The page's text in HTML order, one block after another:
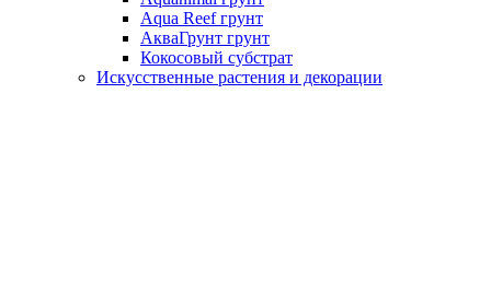
Aqua Reef грунт
АкваГрунт грунт
Кокосовый субстрат
Искусственные растения и декорации